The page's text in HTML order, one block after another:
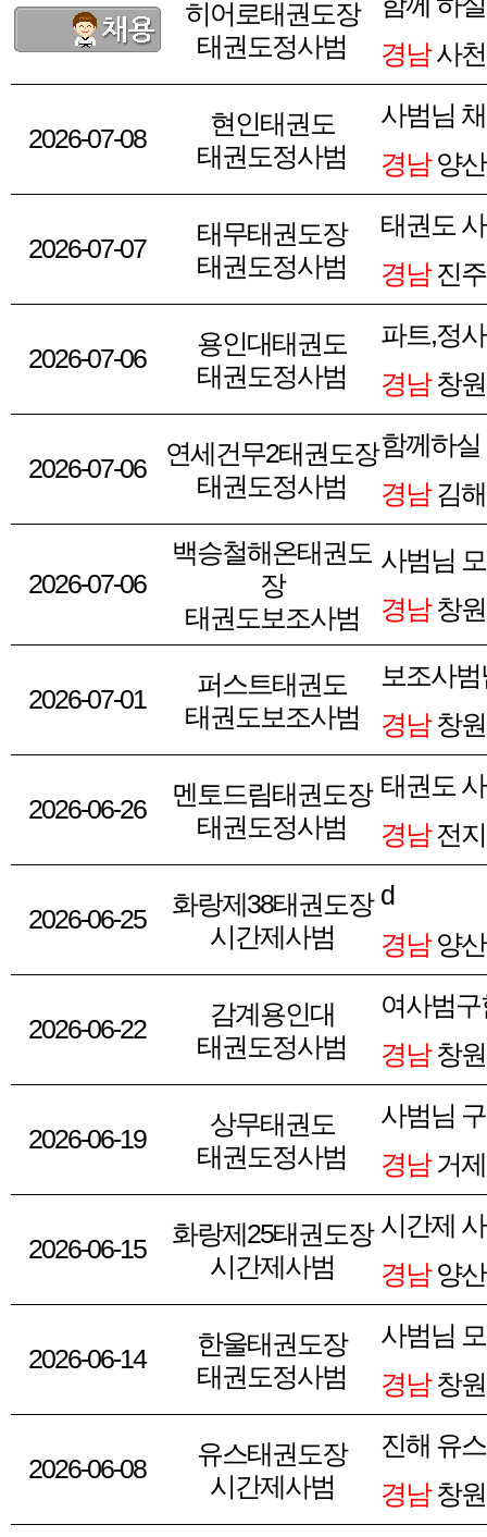
히어로태권도장
태권도정사범
경남사
2026-07-08
현인태권도
태권도정사범
사범님
경남양
2026-07-07
태무태권도장
태권도정사범
태권도
경남진
2026-07-06
용인대태권도
태권도정사범
파트,정
경남창원
2026-07-06
연세건무2태권도장
태권도정사범
함께하
경남김
2026-07-06
백승철해온태권도
장
태권도보조사범
사범님
경남창원
2026-07-01
퍼스트태권도
태권도보조사범
보조사
경남창원
2026-06-26
멘토드림태권도장
태권도정사범
태권도
경남전
2026-06-25
화랑제38태권도장
시간제사범
d
경남양
2026-06-22
감계용인대
태권도정사범
여사범구
경남창원
2026-06-19
상무태권도
태권도정사범
사범님
경남거
2026-06-15
화랑제25태권도장
시간제사범
시간제
경남양
2026-06-14
한울태권도장
태권도정사범
사범님
경남창원
2026-06-08
유스태권도장
시간제사범
진해 유
경남창원